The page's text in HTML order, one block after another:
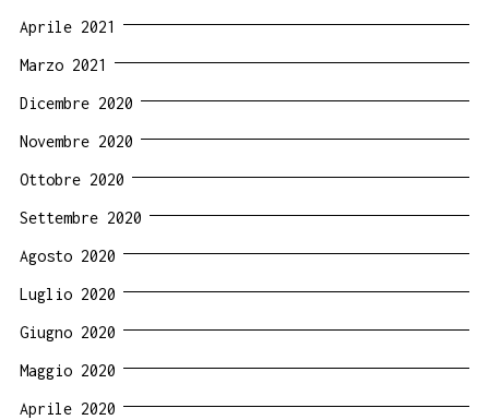
Aprile 2021
Marzo 2021
Dicembre 2020
Novembre 2020
Ottobre 2020
Settembre 2020
Agosto 2020
Luglio 2020
Giugno 2020
Maggio 2020
Aprile 2020